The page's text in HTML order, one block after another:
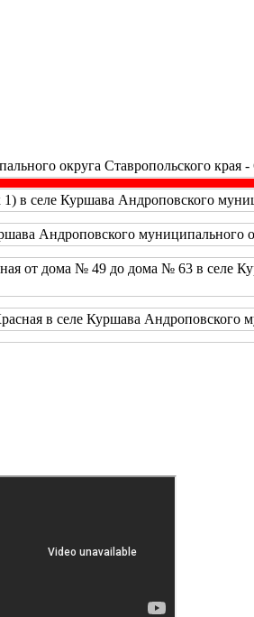
округа Ставропольского края -
селе Куршава Андроповского
Андроповского муниципального
от дома № 49 до дома № 63 в селе
в селе Куршава Андроповского